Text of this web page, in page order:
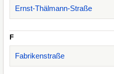
Ernst-Thälmann-Straße
F
Fabrikenstraße